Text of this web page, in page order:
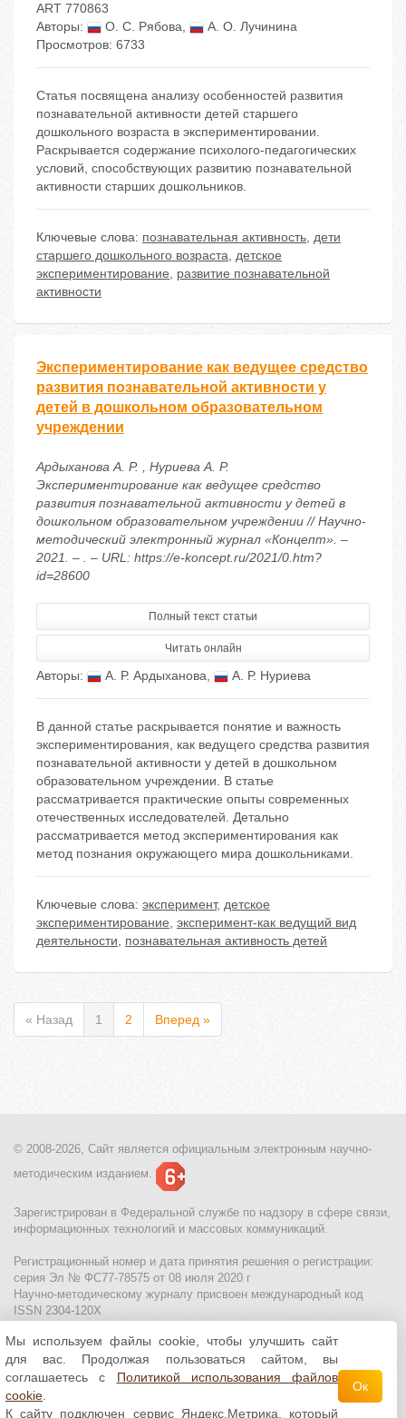
ART 770863
Авторы:
О. С. Рябова,
А. О. Лучинина
Просмотров: 6733
Статья посвящена анализу особенностей развития
познавательной активности детей старшего
дошкольного возраста в экспериментировании.
Раскрывается содержание психолого-педагогических
условий, способствующих развитию познавательной
активности старших дошкольников.
Ключевые слова: познавательная активность, дети
старшего дошкольного возраста, детское
экспериментирование, развитие познавательной
активности
Экспериментирование как ведущее средство
развития познавательной активности у
детей в дошкольном образовательном
учреждении
Ардыханова А. Р. , Нуриева А. Р.
Экспериментирование как ведущее средство
развития познавательной активности у детей в
дошкольном образовательном учреждении // Научно-
методический электронный журнал «Концепт». –
2021. – . – URL: https://e-koncept.ru/2021/0.htm?
id=28600
Полный текст статьи
Читать онлайн
Авторы: А. Р. Ардыханова, А. Р. Нуриева
В данной статье раскрывается понятие и важность
экспериментирования, как ведущего средства развития
познавательной активности у детей в дошкольном
образовательном учреждении. В статье
рассматривается практические опыты современных
отечественных исследователей. Детально
рассматривается метод экспериментирования как
метод познания окружающего мира дошкольниками.
Ключевые слова: эксперимент, детское
экспериментирование, эксперимент-как ведущий вид
деятельности, познавательная активность детей
« Назад 1 2 Вперед »
© 2008-2026, Сайт является официальным электронным научно-
методическим изданием.
Зарегистрирован в Федеральной службе по надзору в сфере связи,
информационных технологий и массовых коммуникаций.
Регистрационный номер и дата принятия решения о регистрации:
серия Эл № ФС77-78575 от 08 июля 2020 г
Научно-методическому журналу присвоен международный код
ISSN 2304-120X
МЦИТО|Школьные олимпиады и онлайн конкурсы для детей
Политика использования файлов cookie| Политика обработки и
защиты персональных данных
Все материалы доступны полицензии Creative
Мы используем файлы cookie, чтобы улучшить сайт
для вас. Продолжая пользоваться сайтом, вы
соглашаетесь с Политикой использования файлов
cookie
К сайту подключен сервис Яндекс.Метрика, который
Ок